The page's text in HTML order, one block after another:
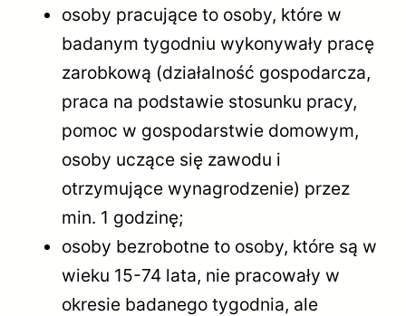
osoby pracujące to osoby, które w
badanym tygodniu wykonywały pracę
zarobkową (działalność gospodarcza,
praca na podstawie stosunku pracy,
pomoc w gospodarstwie domowym,
osoby uczące się zawodu i
otrzymujące wynagrodzenie) przez
min. 1 godzinę;
osoby bezrobotne to osoby, które są w
wieku 15-74 lata, nie pracowały w
okresie badanego tygodnia, ale